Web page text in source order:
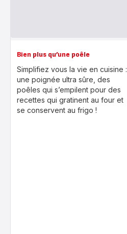
Bien plus qu’une poêle
Simplifiez vous la vie en cuisine :
une poignée ultra sûre, des
poêles qui s’empilent pour des
recettes qui gratinent au four et
se conservent au frigo !